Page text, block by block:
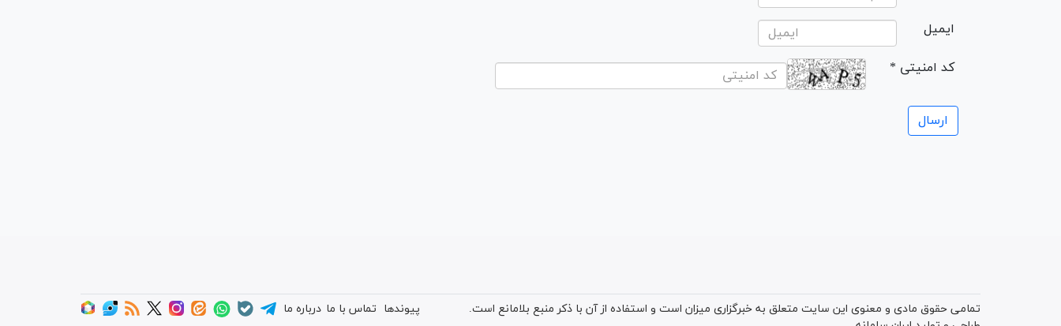
ایمیل
* کد امنیتی
تمامی حقوق مادی و معنوی این سایت متعلق به خبرگزاری میزان است و استفاده از آن با ذکر منبع بلامانع است.
پیوندها تماس با ما درباره ما